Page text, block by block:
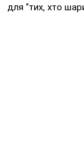
для "тих, хто